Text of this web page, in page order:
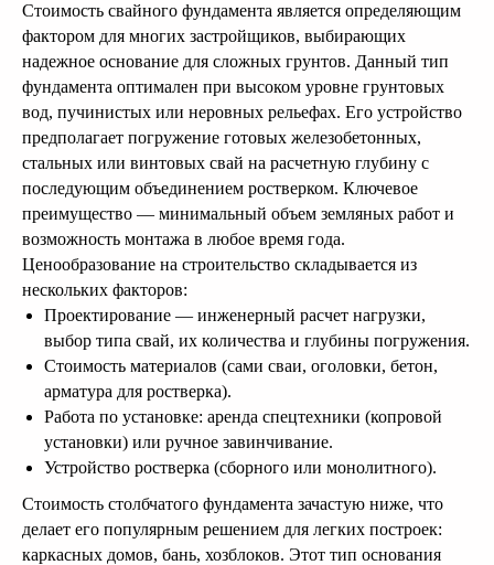
Стоимость свайного фундамента является определяющим
фактором для многих застройщиков, выбирающих
надежное основание для сложных грунтов. Данный тип
фундамента оптимален при высоком уровне грунтовых
вод, пучинистых или неровных рельефах. Его устройство
предполагает погружение готовых железобетонных,
стальных или винтовых свай на расчетную глубину с
последующим объединением ростверком. Ключевое
преимущество — минимальный объем земляных работ и
возможность монтажа в любое время года.
Ценообразование на строительство складывается из
нескольких факторов:
Проектирование — инженерный расчет нагрузки,
выбор типа свай, их количества и глубины погружения.
Стоимость материалов (сами сваи, оголовки, бетон,
арматура для ростверка).
Работа по установке: аренда спецтехники (копровой
установки) или ручное завинчивание.
Устройство ростверка (сборного или монолитного).
Стоимость столбчатого фундамента зачастую ниже, что
делает его популярным решением для легких построек:
каркасных домов, бань, хозблоков. Этот тип основания